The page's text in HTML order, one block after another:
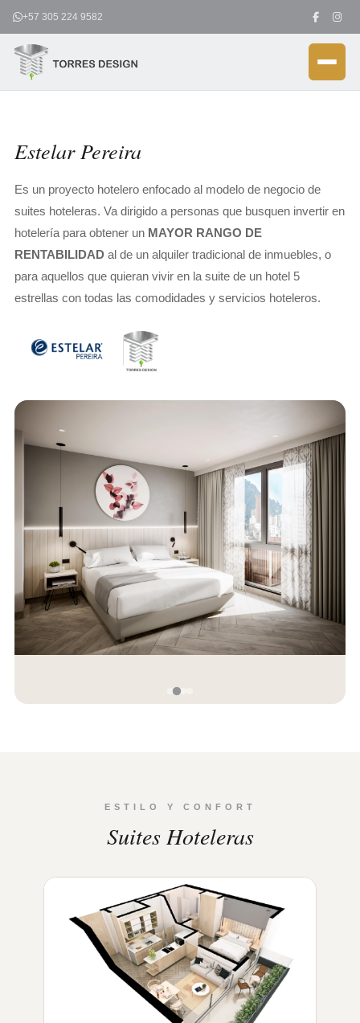
contenido
+57 305 224 9582
Estelar Pereira
Es un proyecto hotelero enfocado al modelo de negocio de
suites hoteleras. Va dirigido a personas que busquen invertir en
hotelería para obtener un MAYOR RANGO DE
RENTABILIDAD al de un alquiler tradicional de inmuebles, o
para aquellos que quieran vivir en la suite de un hotel 5
estrellas con todas las comodidades y servicios hoteleros.
ESTILO Y CONFORT
Suites Hoteleras